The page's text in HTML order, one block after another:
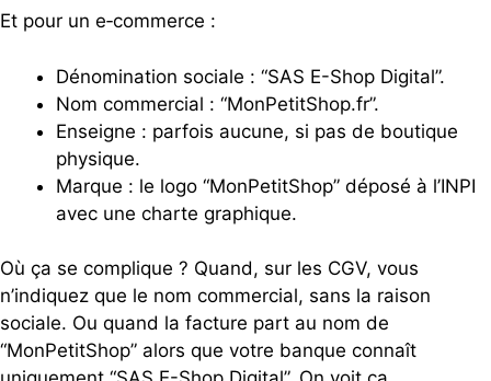
Et pour un e‑commerce :
Dénomination sociale : “SAS E-Shop Digital”.
Nom commercial : “MonPetitShop.fr”.
Enseigne : parfois aucune, si pas de boutique
physique.
Marque : le logo “MonPetitShop” déposé à l’INPI
avec une charte graphique.
Où ça se complique ? Quand, sur les CGV, vous
n’indiquez que le nom commercial, sans la raison
sociale. Ou quand la facture part au nom de
“MonPetitShop” alors que votre banque connaît